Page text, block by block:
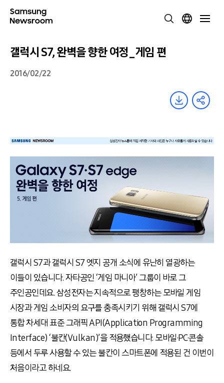
갤럭시 S7, 완벽을 향한 여정_게임 편
2016/02/22
갤럭시 S7과 갤럭시 S7 엣지 공개 소식에 유난히 열광하는
이들이 있습니다. 자타공인 ‘게임 마니아’ 그룹이 바로 그
주인공인데요. 삼성전자는 지속적으로 팽창하는 모바일 게임
시장과 게임 소비자의 요구를 충족시키기 위해 갤럭시 S7에
통합 차세대 표준 그래픽 API(Application Programming
Interface) ‘불칸(Vulkan)’을 적용했습니다. 모바일·PC·콘솔
등에서 두루 사용할 수 있는 불칸이 스마트폰에 적용된 건 이번이
처음이라고 하네요.